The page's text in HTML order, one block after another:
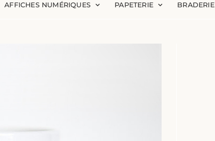
AFFICHES NUMÉRIQUES PAPETERIE BRADERIE